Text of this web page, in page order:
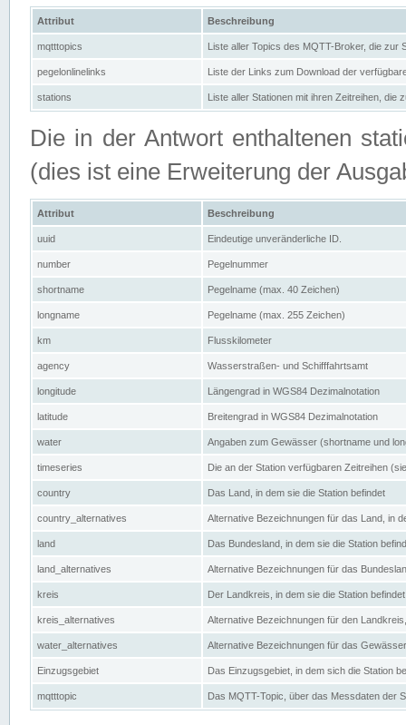
Attribut Beschreibung
mqtttopics Liste aller Topics des MQTT-Broker, die zur
pegelonlinelinks Liste der Links zum Download der
stations Liste aller Stationen mit ihren Zeitreihen, die
Die in der Antwort enthaltenen
(dies ist eine Erweiterung der
Attribut Beschreibung
uuid Eindeutige unveränderliche ID.
number Pegelnummer
shortname Pegelname (max. 40 Zeichen)
longname Pegelname (max. 255 Zeichen)
km Flusskilometer
agency Wasserstraßen- und Schifffahrtsamt
longitude Längengrad in WGS84 Dezimalnotation
latitude Breitengrad in WGS84 Dezimalnotation
water Angaben zum Gewässer (shortname und
timeseries Die an der Station verfügbaren Zeitreihen
country Das Land, in dem sie die Station befindet
country_alternatives Alternative Bezeichnungen für das Land, in
land Das Bundesland, in dem sie die Station
land_alternatives Alternative Bezeichnungen für das
kreis Der Landkreis, in dem sie die Station befindet
kreis_alternatives Alternative Bezeichnungen für den
water_alternatives Alternative Bezeichnungen für das
Einzugsgebiet Das Einzugsgebiet, in dem sich die Station
mqtttopic Das MQTT-Topic, über das Messdaten der